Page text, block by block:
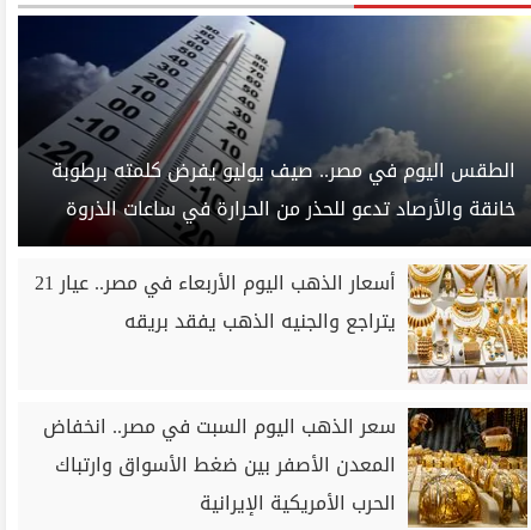
الطقس اليوم في مصر.. صيف يوليو يفرض كلمته برطوبة
خانقة والأرصاد تدعو للحذر من الحرارة في ساعات الذروة
أسعار الذهب اليوم الأربعاء في مصر.. عيار 21
يتراجع والجنيه الذهب يفقد بريقه
سعر الذهب اليوم السبت في مصر.. انخفاض
المعدن الأصفر بين ضغط الأسواق وارتباك
الحرب الأمريكية الإيرانية